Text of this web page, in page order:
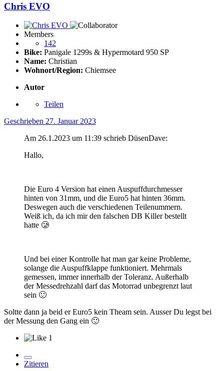
Chris EVO
Members
142
Bike: Panigale 1299s & Hypermotard 950 SP
Name: Christian
Wohnort/Region: Chiemsee
Autor
Teilen
Geschrieben 27. Januar 2023
Am 26.1.2023 um 11:39 schrieb DüsenDave:
Hallo,
Die Euro 4 Version hat einen Auspuffdurchmesser
hinten von 31mm, und die Euro5 hat hinten 36mm.
Deswegen auch die verschiedenen Teilenummern.
Weiß ich, da ich mir den falschen DB Killer bestellt
hatte 🥲
Und bei einer Kontrolle hat man gar keine Probleme,
solange die Auspuffklappe funktioniert. Mehrmals
gemessen, immer innerhalb der Toleranz. Außerhalb
der Messedrehzahl darf das Motorrad unbegrenzt laut
sein 🙂
Soltte dann ja beid er Euro5 kein Theam sein. Ausser Du legst bei
der Messung den Gang ein 🙂
1
Zitieren